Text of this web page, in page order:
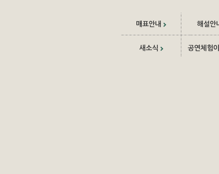
매표안내 해설안
새소식 공연체험